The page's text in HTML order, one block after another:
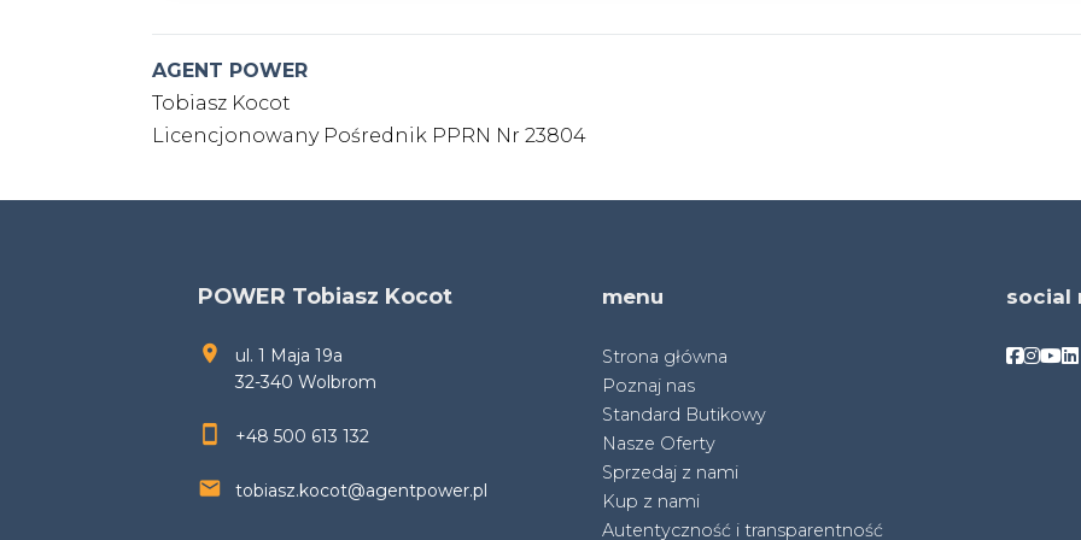
AGENT POWER
Tobiasz Kocot
Licencjonowany Pośrednik PPRN Nr 23804
POWER Tobiasz Kocot
ul. 1 Maja 19a
32-340 Wolbrom
+48 500 613 132
tobiasz.kocot@agentpower.pl
menu
Strona główna
Poznaj nas
Standard Butikowy
Nasze Oferty
Sprzedaj z nami
Kup z nami
Autentyczność i transparentność
social